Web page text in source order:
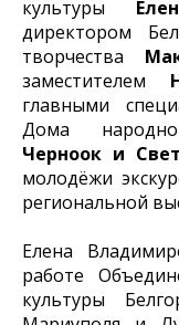
культуры
директором
творчества
заместителем
главными
Дома
Черноок и
молодёжи
региональной
Елена
работе
культуры